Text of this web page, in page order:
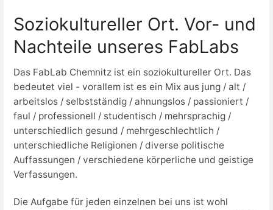
Soziokultureller Ort. Vor- und
Nachteile unseres FabLabs
Das FabLab Chemnitz ist ein soziokultureller Ort. Das
bedeutet viel - vorallem ist es ein Mix aus jung / alt /
arbeitslos / selbstständig / ahnungslos / passioniert /
faul / professionell / studentisch / mehrsprachig /
unterschiedlich gesund / mehrgeschlechtlich /
unterschiedliche Religionen / diverse politische
Auffassungen / verschiedene körperliche und geistige
Verfassungen.
Die Aufgabe für jeden einzelnen bei uns ist wohl